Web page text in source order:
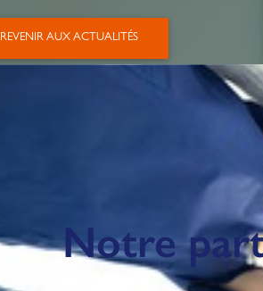
REVENIR AUX ACTUALITÉS
Notre